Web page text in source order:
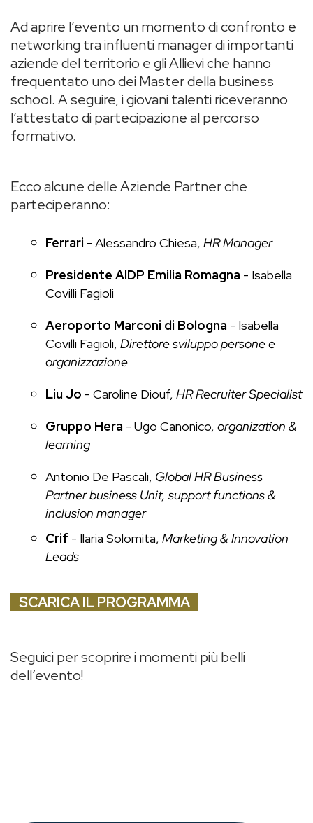
Ad aprire l’evento un momento di confronto e
networking tra influenti manager di importanti
aziende del territorio e gli Allievi che hanno
frequentato uno dei Master della business
school. A seguire, i giovani talenti riceveranno
l’attestato di partecipazione al percorso
formativo.
Ecco alcune delle Aziende Partner che
parteciperanno:
Ferrari - Alessandro Chiesa, HR Manager
Presidente AIDP Emilia Romagna - Isabella
Covilli Fagioli
Aeroporto Marconi di Bologna - Isabella
Covilli Fagioli, Direttore sviluppo persone e
organizzazione
Liu Jo - Caroline Diouf, HR Recruiter Specialist
Gruppo Hera - Ugo Canonico, organization &
learning
Antonio De Pascali, Global HR Business
Partner business Unit, support functions &
inclusion manager
Crif - Ilaria Solomita, Marketing & Innovation
Leads
SCARICA IL PROGRAMMA
Seguici per scoprire i momenti più belli
dell’evento!